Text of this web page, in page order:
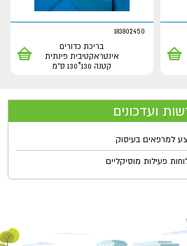
183802450
בריכת כדורים
אינטראקטיבית פינתית
קטנה 130*130 ס"מ
ועדכונים
למרפאים בעיסוק
פעילות מוסיקליים